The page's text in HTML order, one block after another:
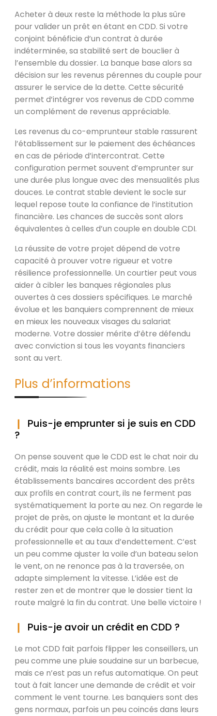
Acheter à deux reste la méthode la plus sûre
pour valider un prêt en étant en CDD. Si votre
conjoint bénéficie d’un contrat à durée
indéterminée, sa stabilité sert de bouclier à
l’ensemble du dossier. La banque base alors sa
décision sur les revenus pérennes du couple pour
assurer le service de la dette. Cette sécurité
permet d’intégrer vos revenus de CDD comme
un complément de revenus appréciable.
Les revenus du co-emprunteur stable rassurent
l’établissement sur le paiement des échéances
en cas de période d’intercontrat. Cette
configuration permet souvent d’emprunter sur
une durée plus longue avec des mensualités plus
douces. Le contrat stable devient le socle sur
lequel repose toute la confiance de l’institution
financière. Les chances de succès sont alors
équivalentes à celles d’un couple en double CDI.
La réussite de votre projet dépend de votre
capacité à prouver votre rigueur et votre
résilience professionnelle. Un courtier peut vous
aider à cibler les banques régionales plus
ouvertes à ces dossiers spécifiques. Le marché
évolue et les banquiers comprennent de mieux
en mieux les nouveaux visages du salariat
moderne. Votre dossier mérite d’être défendu
avec conviction si tous les voyants financiers
sont au vert.
Plus d’informations
Puis-je emprunter si je suis en CDD
?
On pense souvent que le CDD est le chat noir du
crédit, mais la réalité est moins sombre. Les
établissements bancaires accordent des prêts
aux profils en contrat court, ils ne ferment pas
systématiquement la porte au nez. On regarde le
projet de près, on ajuste le montant et la durée
du crédit pour que cela colle à la situation
professionnelle et au taux d’endettement. C’est
un peu comme ajuster la voile d’un bateau selon
le vent, on ne renonce pas à la traversée, on
adapte simplement la vitesse. L’idée est de
rester zen et de montrer que le dossier tient la
route malgré la fin du contrat. Une belle victoire !
Puis-je avoir un crédit en CDD ?
Le mot CDD fait parfois flipper les conseillers, un
peu comme une pluie soudaine sur un barbecue,
mais ce n’est pas un refus automatique. On peut
tout à fait lancer une demande de crédit et voir
comment le vent tourne. Les banquiers sont des
gens normaux, parfois un peu coincés dans leurs